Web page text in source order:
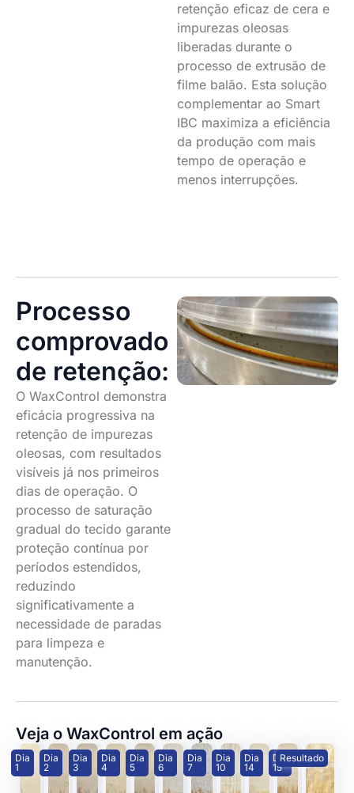
retenção eficaz de cera e
impurezas oleosas
liberadas durante o
processo de extrusão de
filme balão. Esta solução
complementar ao Smart
IBC maximiza a eficiência
da produção com mais
tempo de operação e
menos interrupções.
Processo
comprovado
de retenção:
O WaxControl demonstra
eficácia progressiva na
retenção de impurezas
oleosas, com resultados
visíveis já nos primeiros
dias de operação. O
processo de saturação
gradual do tecido garante
proteção contínua por
períodos estendidos,
reduzindo
significativamente a
necessidade de paradas
para limpeza e
manutenção.
Veja o WaxControl em ação
Dia
1
Dia
2
Dia
3
Dia
4
Dia
5
Dia
6
Dia
7
Dia
10
Dia
14
Dia
15
Resultado